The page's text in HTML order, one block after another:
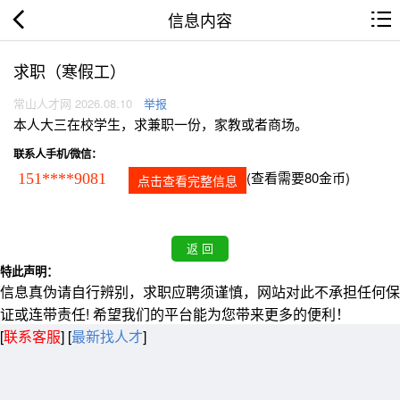
信息内容
求职（寒假工）
常山人才网 2026.08.10 举报
本人大三在校学生，求兼职一份，家教或者商场。
联系人手机/微信：
151****9081 点击查看完整信息 (查看需要80金币)
特此声明：
信息真伪请自行辨别，求职应聘须谨慎，网站对此不承担任何保
证或连带责任! 希望我们的平台能为您带来更多的便利！
[联系客服] [最新找人才]